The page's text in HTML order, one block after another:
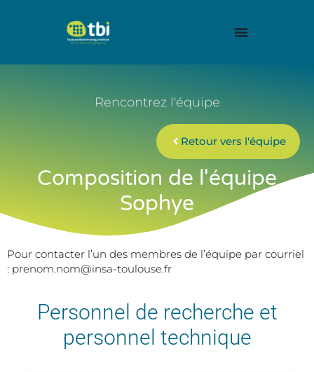
Rencontrez l'équipe
Retour vers l'équipe
Composition de l'équipe
Sophye
Pour contacter l’un des membres de l’équipe par courriel
: prenom.nom@insa-toulouse.fr
Personnel de recherche et
personnel technique